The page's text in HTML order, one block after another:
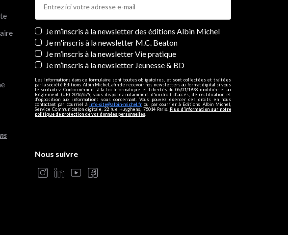
Newsletters
Je m’inscris à la newsletter des éditions Albin Michel
Je m'inscris à la newsletter M.C. Beaton
Je m’inscris à la newsletter Vie pratique
Je m’inscris à la newsletter Jeunesse & BD
Les informations dans ce formulaire sont toutes obligatoires, et sont collectées et traitées
par la société Editions Albin Michel, afin de recevoir nos newsletters au format digital si vous
le souhaitez. Conformément à la Loi Informatique et Libertés du 06/01/1978 modifiée et au
Règlement (UE) 2016/679, vous disposez notamment d'un droit d'accès, de rectification et
d’opposition aux informations vous concernant. Vous pouvez exercer ces droits en nous
contactant par courriel àinfo-site@albin-michel.fr ou par courrier à Editions Albin Michel,
Service Communication digitale, 22 rue Huyghens, 75014 Paris. Plus d’information sur notre
politique de protection de vos données personnelles
Nous suivre